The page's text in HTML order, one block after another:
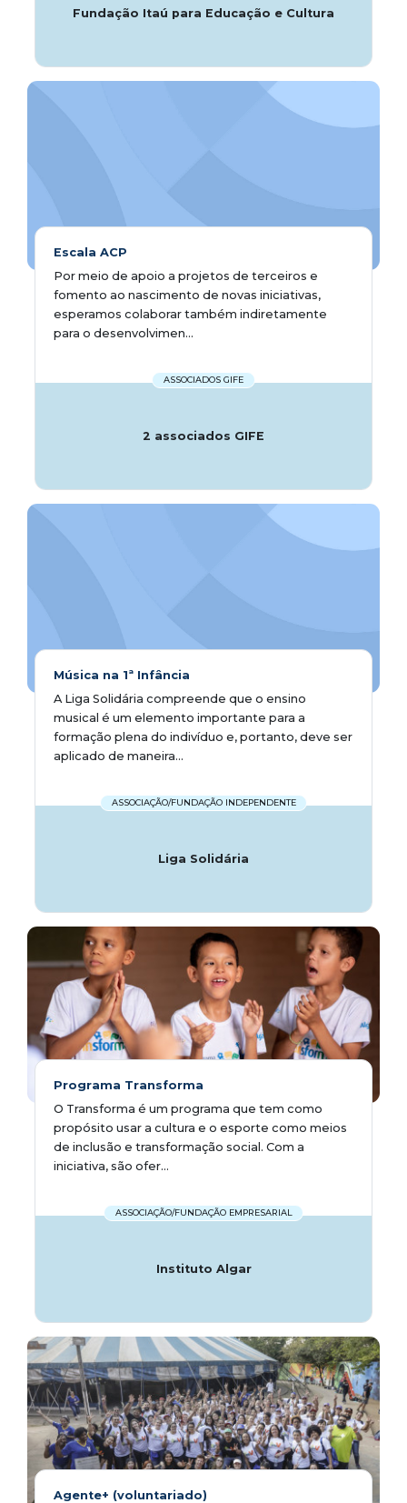
Fundação Itaú para Educação e Cultura
Escala ACP
Por meio de apoio a projetos de terceiros e
fomento ao nascimento de novas iniciativas,
esperamos colaborar também indiretamente
para o desenvolvimen...
ASSOCIADOS GIFE
2 associados GIFE
Música na 1ª Infância
A Liga Solidária compreende que o ensino
musical é um elemento importante para a
formação plena do indivíduo e, portanto, deve ser
aplicado de maneira...
ASSOCIAÇÃO/FUNDAÇÃO INDEPENDENTE
Liga Solidária
Programa Transforma
O Transforma é um programa que tem como
propósito usar a cultura e o esporte como meios
de inclusão e transformação social. Com a
iniciativa, são ofer...
ASSOCIAÇÃO/FUNDAÇÃO EMPRESARIAL
Instituto Algar
Agente+ (voluntariado)